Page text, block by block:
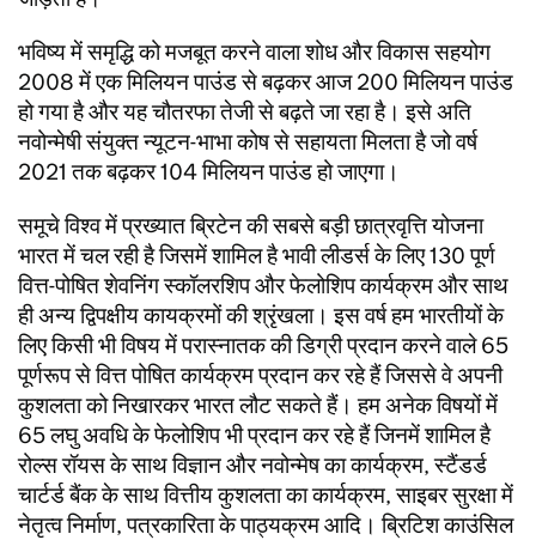
भविष्य में समृद्धि को मजबूत करने वाला शोध और विकास सहयोग
2008 में एक मिलियन पाउंड से बढ़कर आज 200 मिलियन पाउंड
हो गया है और यह चौतरफा तेजी से बढ़ते जा रहा है। इसे अति
नवोन्मेषी संयुक्त न्यूटन-भाभा कोष से सहायता मिलता है जो वर्ष
2021 तक बढ़कर 104 मिलियन पाउंड हो जाएगा।
समूचे विश्व में प्रख्यात ब्रिटेन की सबसे बड़ी छात्रवृत्ति योजना
भारत में चल रही है जिसमें शामिल है भावी लीडर्स के लिए 130 पूर्ण
वित्त-पोषित शेवनिंग स्कॉलरशिप और फेलोशिप कार्यक्रम और साथ
ही अन्य द्विपक्षीय कायक्रमों की श्रृंखला। इस वर्ष हम भारतीयों के
लिए किसी भी विषय में परास्नातक की डिग्री प्रदान करने वाले 65
पूर्णरूप से वित्त पोषित कार्यक्रम प्रदान कर रहे हैं जिससे वे अपनी
कुशलता को निखारकर भारत लौट सकते हैं। हम अनेक विषयों में
65 लघु अवधि के फेलोशिप भी प्रदान कर रहे हैं जिनमें शामिल है
रोल्स रॉयस के साथ विज्ञान और नवोन्मेष का कार्यक्रम, स्टैंडर्ड
चार्टर्ड बैंक के साथ वित्तीय कुशलता का कार्यक्रम, साइबर सुरक्षा में
नेतृत्व निर्माण, पत्रकारिता के पाठ्यक्रम आदि। ब्रिटिश काउंसिल